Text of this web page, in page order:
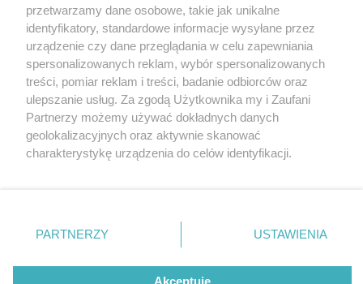
2 / 0
Nie zapomnij
zapoznać się z:
polityką prywatności regulamin korzystania z portali
Twojemiasto
Piekary Śląskie
Chorzów
Tarnowskie Góry
Gliwice
Skontakuj sięz nami
Kontakt
Wydawca
Redakcja
przetwarzamy dane osobowe, takie jak unikalne
identyfikatory, standardowe informacje wysyłane przez
urządzenie czy dane przeglądania w celu zapewniania
spersonalizowanych reklam, wybór spersonalizowanych
treści, pomiar reklam i treści, badanie odbiorców oraz
ulepszanie usług. Za zgodą Użytkownika my i Zaufani
Partnerzy możemy używać dokładnych danych
geolokalizacyjnych oraz aktywnie skanować
charakterystykę urządzenia do celów identyfikacji.
zmienić/wycofać klikając przycisk ustawień prywatności
znajdujący się w lewym dolnym rogu strony
rodzaje przetwarzania danych nie wymagają zgody
użytkownika, ale masz prawo sprzeciwić się takiemu
PARTNERZY USTAWIENIA
Akceptuję